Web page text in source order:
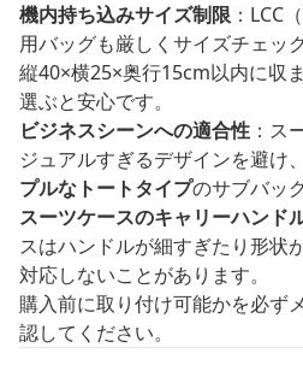
機内持ち込みサイズ制限 ：LCC
用バッグも厳しくサイズチェッ
縦40×横25×奥行15cm以内に収
選ぶと安心です。
ビジネスシーンへの適合性 ：ス
ジュアルすぎるデザインを避け、
プルなトートタイプのサブバッ
スーツケースのキャリーハンド
スはハンドルが細すぎたり形状
対応しないことがあります。
購入前に取り付け可能かを必ず
認してください。